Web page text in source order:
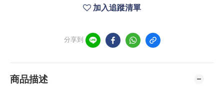
加入追蹤清單
分享到
商品描述